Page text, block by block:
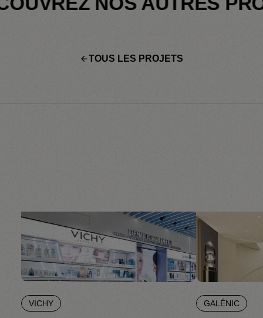
TOUS LES PROJETS
VICHY GALÉNIC